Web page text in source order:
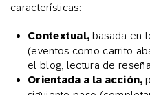
características:
Contextual, basada en
(eventos como carrito
el blog, lectura de
Orientada a la acción,